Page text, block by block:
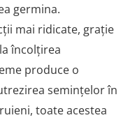
germina.
mai ridicate, grație
încolțirea
produce o
semințelor în
toate acestea